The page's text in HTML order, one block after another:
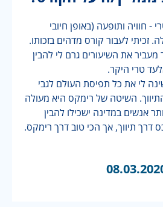
- חוויה ותופעה (באופן חיובי
זכיתי לעבור קורס מדהים בזכותו.
את השיעורים גרם לי להבין
טרי היקר.
לי את כל תפיסת העולם לגבי
השיטה של רימקס היא מעולה
אנשים במדינה ישכילו להבין
דרך תיווך, אך הכי טוב דרך רימקס.